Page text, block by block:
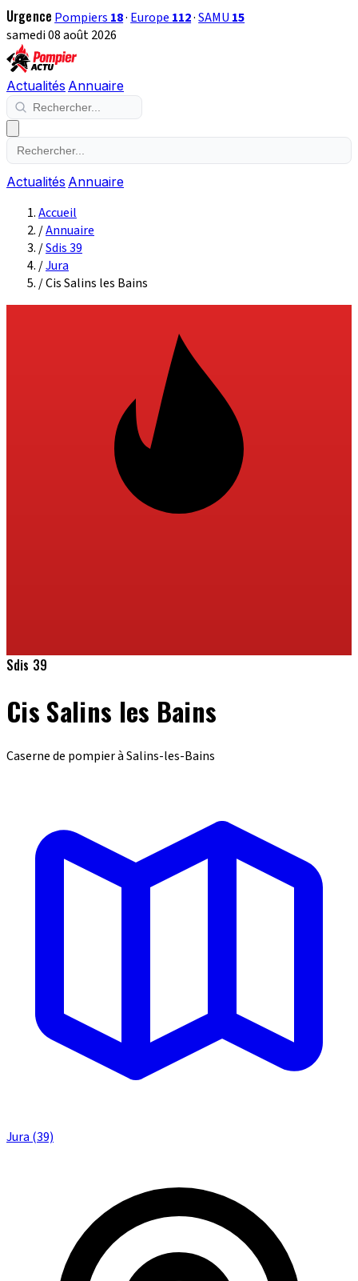
Urgence Pompiers 18· Europe 112·SAMU 15
samedi 08 août 2026
Actualités Annuaire
Actualités Annuaire
Accueil
/Annuaire
/Sdis 39
/Jura
/Cis Salins les Bains
Sdis 39
Cis Salins les Bains
Caserne de pompier à Salins-les-Bains
Jura (39)